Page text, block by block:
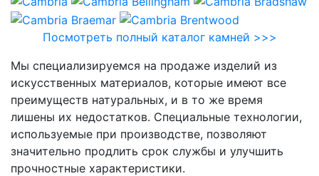
Посмотреть полный каталог камней >>>
Мы специализируемся на продаже изделий из
искусственных материалов, которые имеют все
преимуществ натуральных, и в то же время
лишены их недостатков. Специальные технологии,
используемые при производстве, позволяют
значительно продлить срок службы и улучшить
прочностные характеристики.